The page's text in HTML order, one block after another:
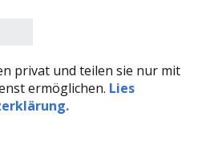
privat und teilen sie nur mit
ermöglichen. Lies